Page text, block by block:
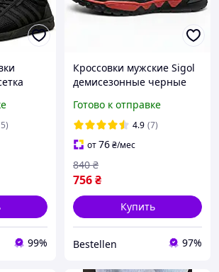
99%
Кроссовки мужские Sigol
демиcезонные черные
Готово к отправке
4.9 (7)
от76₴/мес
756₴
840 ₴
Купить
Bestellen 97%